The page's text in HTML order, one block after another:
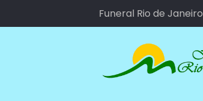
Funeral Rio de Janeiro